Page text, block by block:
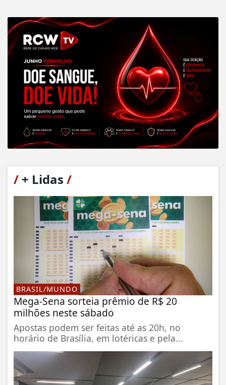
/ + Lidas /
BRASIL/MUNDO
Mega-Sena sorteia prêmio de R$ 20
milhões neste sábado
Apostas podem ser feitas até as 20h, no
horário de Brasília, em lotéricas e pela...